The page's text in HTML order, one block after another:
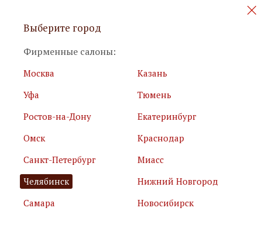
Персональные акции и новинки
Я принимаю
условия использования сайта
Я соглашаюсь сполитикой обработки персональных
данных
Подписаться
Выберите город
Фирменные салоны:
Москва
Казань
Уфа
Тюмень
Ростов-на-Дону
Екатеринбург
Омск
Краснодар
Санкт-Петербург
Миасс
Челябинск
Нижний Новгород
Самара
Новосибирск